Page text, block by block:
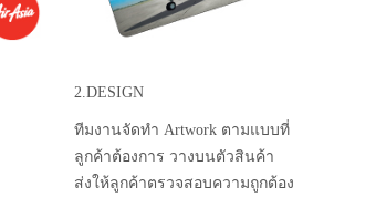
2.DESIGN
ทีมงานจัดทำ Artwork ตามแบบที่
ลูกค้าต้องการ วางบนตัวสินค้า
ส่งให้ลูกค้าตรวจสอบความถูกต้อง